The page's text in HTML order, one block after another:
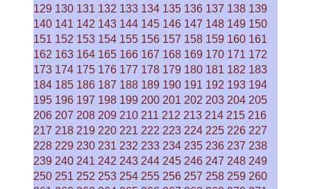
129 130 131 132 133 134 135 136 137 138 139
140 141 142 143 144 145 146 147 148 149 150
151 152 153 154 155 156 157 158 159 160 161
162 163 164 165 166 167 168 169 170 171 172
173 174 175 176 177 178 179 180 181 182 183
184 185 186 187 188 189 190 191 192 193 194
195 196 197 198 199 200 201 202 203 204 205
206 207 208 209 210 211 212 213 214 215 216
217 218 219 220 221 222 223 224 225 226 227
228 229 230 231 232 233 234 235 236 237 238
239 240 241 242 243 244 245 246 247 248 249
250 251 252 253 254 255 256 257 258 259 260